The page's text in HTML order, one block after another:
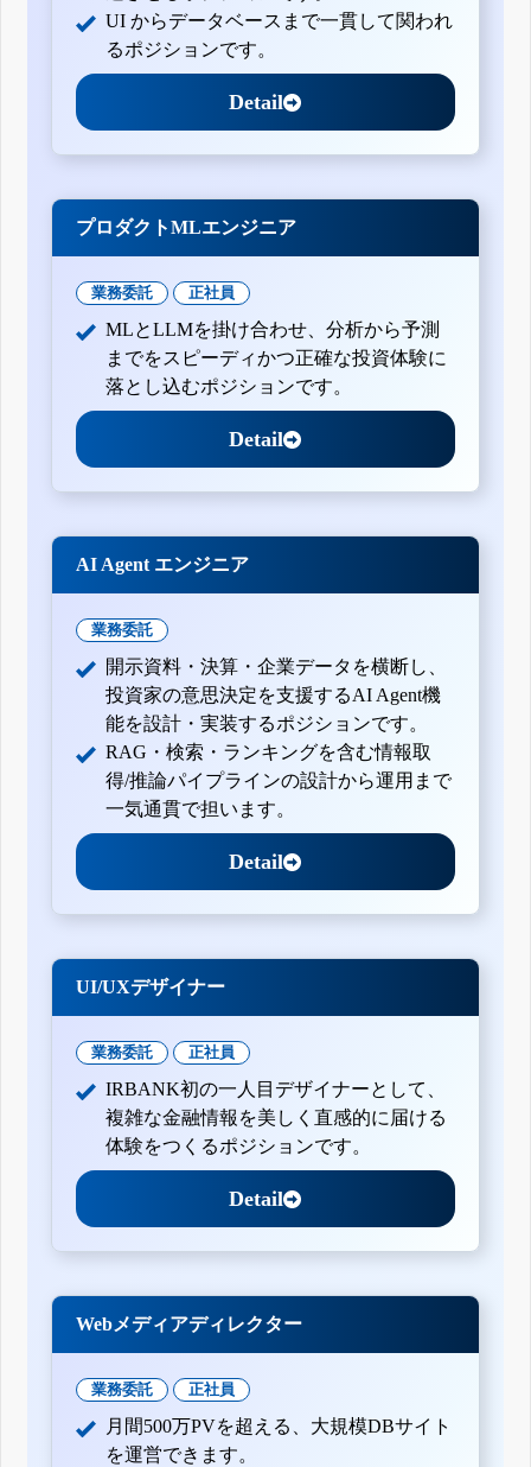
UI からデータベースまで一貫して関われ
るポジションです。
Detail
プロダクトMLエンジニア
業務委託 正社員
MLとLLMを掛け合わせ、分析から予測
までをスピーディかつ正確な投資体験に
落とし込むポジションです。
Detail
AI Agent エンジニア
業務委託
開示資料・決算・企業データを横断し、
投資家の意思決定を支援するAI Agent機
能を設計・実装するポジションです。
RAG・検索・ランキングを含む情報取
得/推論パイプラインの設計から運用まで
一気通貫で担います。
Detail
UI/UXデザイナー
業務委託 正社員
IRBANK初の一人目デザイナーとして、
複雑な金融情報を美しく直感的に届ける
体験をつくるポジションです。
Detail
Webメディアディレクター
業務委託 正社員
月間500万PVを超える、大規模DBサイト
を運営できます。